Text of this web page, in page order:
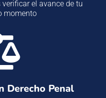
el avance de tu
momento
Derecho Penal